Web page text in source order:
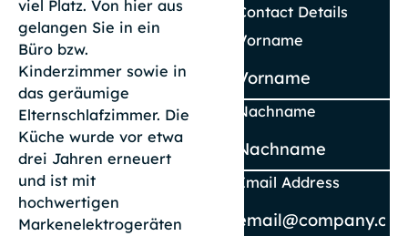
viel Platz. Von hier aus
gelangen Sie in ein
Büro bzw.
Kinderzimmer sowie in
das geräumige
Elternschlafzimmer. Die
Küche wurde vor etwa
drei Jahren erneuert
und ist mit
hochwertigen
Markenelektrogeräten
Contact Details
Vorname
Nachname
Email Address